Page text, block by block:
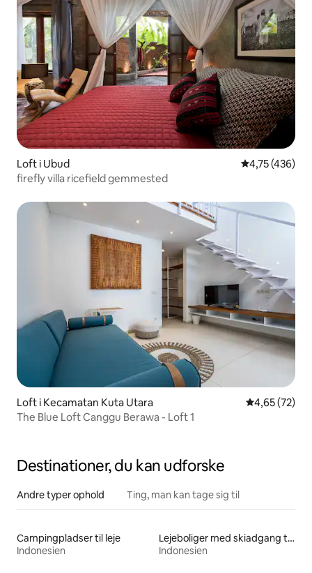
Loft i Ubud 4,75 ud af 5 i
4,75 (436)
firefly villa ricefield gemmested
Loft i Kecamatan Kuta Utara 4,65 ud af 5 i
4,65 (72)
The Blue Loft Canggu Berawa - Loft 1
Destinationer, du kan udforske
Andre typer ophold Ting, man kan tage sig til
Campingpladser til leje
Indonesien
Lejeboliger med skiadgang til døren
Indonesien